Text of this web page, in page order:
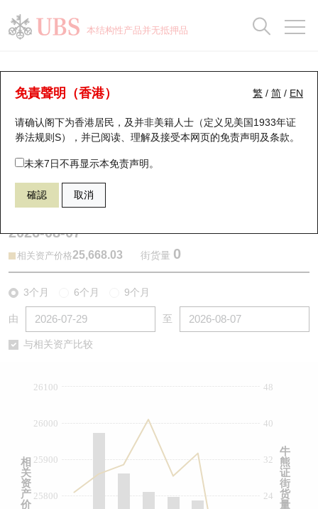
本结构性产品并无抵押品
繁 / 简 / EN
免責聲明（香港）
请确认阁下为香港居民，及并非美籍人士（定义见美国1933年证
券法规则S），并已阅读、理解及接受本网页的免责声明及条款。
未来7日不再显示本免责声明。
確認 取消
牛熊证分析仪
表现 街货统计 比较
67438 瑞银牛证 HSI 恒生指数
2026-08-07
相关资产价格25,668.03 街货量 0
3个月 6个月 9个月
由 至
与相关资产比较
24
32
40
48
25800
25900
26000
26100
牛
熊
证
街
货
量
相
关
资
产
价
瑞银认股证一览
新发行瑞银认股证
即将到期认股证
认股证到期结算价查找
认股证分析仪
认股证/牛熊证日志
街货统计
比较
牛熊全景快搜
牛熊证搜寻
牛熊证街货分布图
正股牛熊证列表
新发行瑞银牛熊证
牛熊证到期结算价查找
牛熊证文件及公告 (瑞信)
街货统计
比较
十大升幅/跌幅
十大认股证成交分布
十天股证占大市成交
资金流
街货统计
正股分析仪
二十大活跃股份
恒指成份股
国指成份股
科指成份股
中资ETFs溢价比较
收市竞价变化
持股比重
显示所有持股比重
每月轮证大市专题
轮证专栏
讲座及教育短片
认股证投资者教育
牛熊证投资者教育